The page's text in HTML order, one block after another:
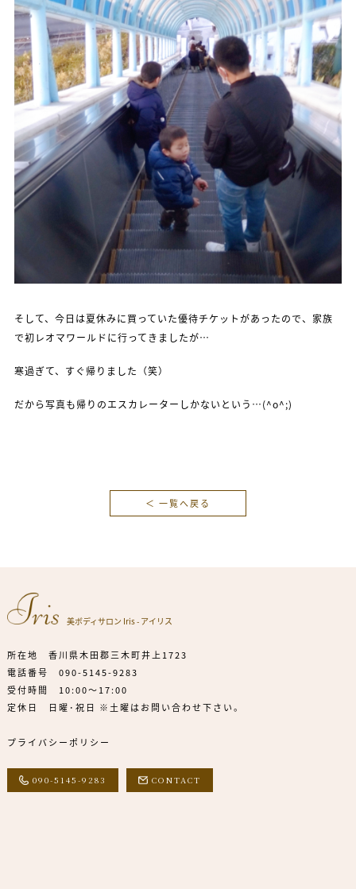
そして、今日は夏休みに買っていた優待チケットがあったので、家族
で初レオマワールドに行ってきましたが…
寒過ぎて、すぐ帰りました（笑）
だから写真も帰りのエスカレーターしかないという…(^o^;)
＜ 一覧へ戻る
美ボディサロン Iris - アイリス
所在地 香川県木田郡三木町井上1723
電話番号 090-5145-9283
受付時間 10:00～17:00
定休日 日曜･祝日 ※土曜はお問い合わせ下さい。
プライバシーポリシー
090-5145-9283 CONTACT